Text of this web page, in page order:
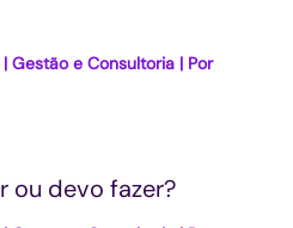
| Gestão e Consultoria | Por
ou devo fazer?